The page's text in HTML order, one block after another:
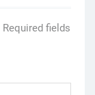
Required fields